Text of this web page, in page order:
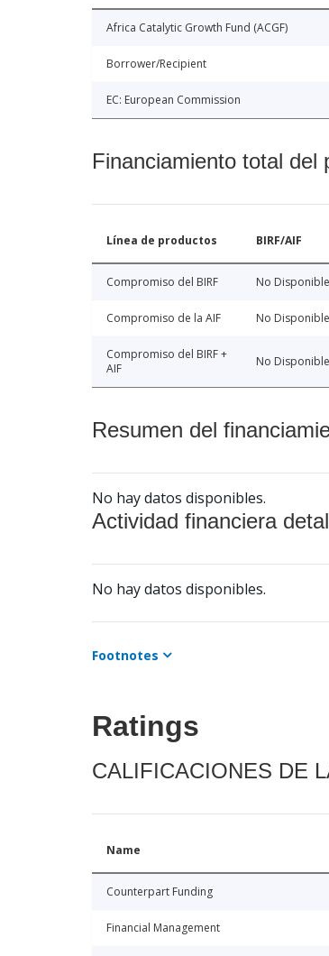
Africa Catalytic Growth Fund (ACGF)
Borrower/Recipient
EC: European Commission
Financiamiento total del
Línea de productos BIRF/AIF
Compromiso del BIRF No Disponible
Compromiso de la AIF No Disponible
Compromiso del BIRF +
AIF
No Disponible
Resumen del
No hay datos disponibles.
Actividad financiera
No hay datos disponibles.
Footnotes
Ratings
CALIFICACIONES DE
Name
Counterpart Funding
Financial Management